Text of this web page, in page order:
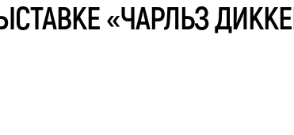
«ЧАРЛЬЗ